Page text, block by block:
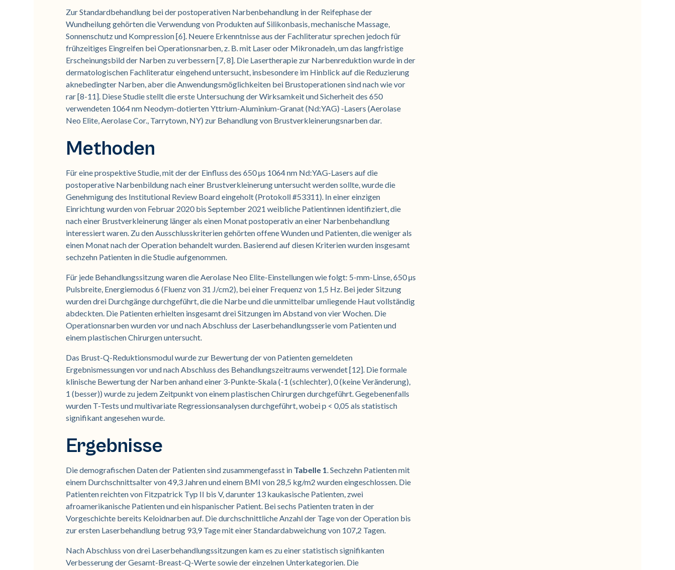
Zur Standardbehandlung bei der postoperativen Narbenbehandlung in der Reifephase der
Wundheilung gehörten die Verwendung von Produkten auf Silikonbasis, mechanische Massage,
Sonnenschutz und Kompression [6]. Neuere Erkenntnisse aus der Fachliteratur sprechen jedoch für
frühzeitiges Eingreifen bei Operationsnarben, z. B. mit Laser oder Mikronadeln, um das langfristige
Erscheinungsbild der Narben zu verbessern [7, 8]. Die Lasertherapie zur Narbenreduktion wurde in der
dermatologischen Fachliteratur eingehend untersucht, insbesondere im Hinblick auf die Reduzierung
aknebedingter Narben, aber die Anwendungsmöglichkeiten bei Brustoperationen sind nach wie vor
rar [8-11]. Diese Studie stellt die erste Untersuchung der Wirksamkeit und Sicherheit des 650
verwendeten 1064 nm Neodym-dotierten Yttrium-Aluminium-Granat (Nd:YAG) -Lasers (Aerolase
Neo Elite, Aerolase Cor., Tarrytown, NY) zur Behandlung von Brustverkleinerungsnarben dar.
Methoden
Für eine prospektive Studie, mit der der Einfluss des 650 µs 1064 nm Nd:YAG-Lasers auf die
postoperative Narbenbildung nach einer Brustverkleinerung untersucht werden sollte, wurde die
Genehmigung des Institutional Review Board eingeholt (Protokoll #53311). In einer einzigen
Einrichtung wurden von Februar 2020 bis September 2021 weibliche Patientinnen identifiziert, die
nach einer Brustverkleinerung länger als einen Monat postoperativ an einer Narbenbehandlung
interessiert waren. Zu den Ausschlusskriterien gehörten offene Wunden und Patienten, die weniger als
einen Monat nach der Operation behandelt wurden. Basierend auf diesen Kriterien wurden insgesamt
sechzehn Patienten in die Studie aufgenommen.
Für jede Behandlungssitzung waren die Aerolase Neo Elite-Einstellungen wie folgt: 5-mm-Linse, 650 µs
Pulsbreite, Energiemodus 6 (Fluenz von 31 J/cm2), bei einer Frequenz von 1,5 Hz. Bei jeder Sitzung
wurden drei Durchgänge durchgeführt, die die Narbe und die unmittelbar umliegende Haut vollständig
abdeckten. Die Patienten erhielten insgesamt drei Sitzungen im Abstand von vier Wochen. Die
Operationsnarben wurden vor und nach Abschluss der Laserbehandlungsserie vom Patienten und
einem plastischen Chirurgen untersucht.
Das Brust-Q-Reduktionsmodul wurde zur Bewertung der von Patienten gemeldeten
Ergebnismessungen vor und nach Abschluss des Behandlungszeitraums verwendet [12]. Die formale
klinische Bewertung der Narben anhand einer 3-Punkte-Skala (-1 (schlechter), 0 (keine Veränderung),
1 (besser)) wurde zu jedem Zeitpunkt von einem plastischen Chirurgen durchgeführt. Gegebenenfalls
wurden T-Tests und multivariate Regressionsanalysen durchgeführt, wobei p < 0,05 als statistisch
signifikant angesehen wurde.
Ergebnisse
Die demografischen Daten der Patienten sind zusammengefasst in Tabelle 1. Sechzehn Patienten mit
einem Durchschnittsalter von 49,3 Jahren und einem BMI von 28,5 kg/m2 wurden eingeschlossen. Die
Patienten reichten von Fitzpatrick Typ II bis V, darunter 13 kaukasische Patienten, zwei
afroamerikanische Patienten und ein hispanischer Patient. Bei sechs Patienten traten in der
Vorgeschichte bereits Keloidnarben auf. Die durchschnittliche Anzahl der Tage von der Operation bis
zur ersten Laserbehandlung betrug 93,9 Tage mit einer Standardabweichung von 107,2 Tagen.
Nach Abschluss von drei Laserbehandlungssitzungen kam es zu einer statistisch signifikanten
Verbesserung der Gesamt-Breast-Q-Werte sowie der einzelnen Unterkategorien. Die